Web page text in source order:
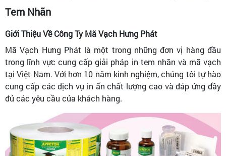
Tem Nhãn
Giới Thiệu Về Công Ty Mã Vạch Hưng Phát
Mã Vạch Hưng Phát là một trong những đơn vị hàng đầu
trong lĩnh vực cung cấp giải pháp in tem nhãn và mã vạch
tại Việt Nam. Với hơn 10 năm kinh nghiệm, chúng tôi tự hào
cung cấp các dịch vụ in ấn chất lượng cao và đáp ứng đầy
đủ các yêu cầu của khách hàng.